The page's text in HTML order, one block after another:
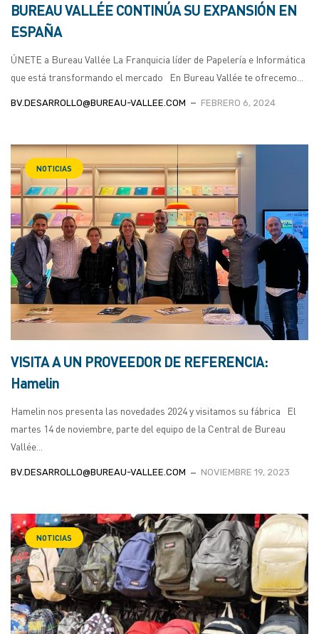
BUREAU VALLÉE CONTINÚA SU EXPANSIÓN EN
ESPAÑA
ÚNETE a Bureau Vallée La Franquicia líder de Papelería e Informática
que está transformando el mercado En Bureau Vallée te ofrecemo...
BV.DESARROLLO@BUREAU-VALLEE.COM FEBRERO 6, 2024
NOTICIAS
VISITA A UN PROVEEDOR DE REFERENCIA:
Hamelin
Hamelin nos presenta las novedades 2024 y visitamos su fábrica El
martes 14 de noviembre, parte del equipo de la Central de Bureau
Vallée...
BV.DESARROLLO@BUREAU-VALLEE.COM NOVIEMBRE 19, 2023
NOTICIAS